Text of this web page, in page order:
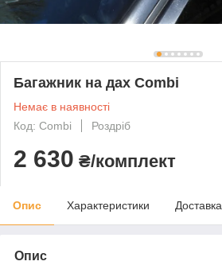
Багажник на дах Combi
Немає в наявності
Код: Combi
Роздріб
2 630 ₴/комплект
Опис Характеристики Доставка
Опис